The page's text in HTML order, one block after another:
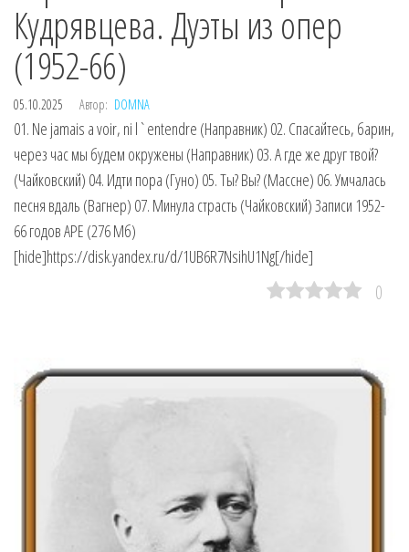
Кудрявцева. Дуэты из опер
(1952-66)
05.10.2025 Автор: DOMNA
01. Ne jamais a voir, ni l`entendre (Направник) 02. Спасайтесь, барин,
через час мы будем окружены (Направник) 03. А где же друг твой?
(Чайковский) 04. Идти пора (Гуно) 05. Ты? Вы? (Массне) 06. Умчалась
песня вдаль (Вагнер) 07. Минула страсть (Чайковский) Записи 1952-
66 годов APE (276 Мб)
[hide]https://disk.yandex.ru/d/1UB6R7NsihU1Ng[/hide]
0